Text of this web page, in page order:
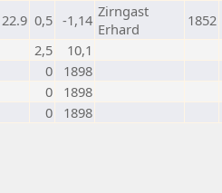
22.9 0,5 -1,14 Zirngast
Erhard
1852
2,5
10,1
0
1898
0
1898
0
1898